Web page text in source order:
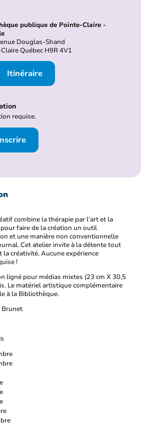
publique de Pointe-Claire -
Douglas-Shand
Québec H9R 4V1
Itinéraire
requise.
combine la thérapie par l’art et la
faire de la création un outil
et une manière non conventionnelle
Cet atelier invite à la détente tout
la créativité. Aucune expérience
!
ligné pour médias mixtes (23 cm X 30,5
Le matériel artistique complémentaire
à la Bibliothèque.
Brunet